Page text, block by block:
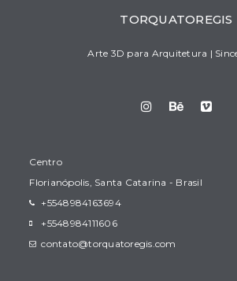
TORQUATOREGIS
Arte 3D para Arquitetura |
Centro
Florianópolis, Santa Catarina - Brasil
+5548984163694
+5548984111606
contato@torquatoregis.com